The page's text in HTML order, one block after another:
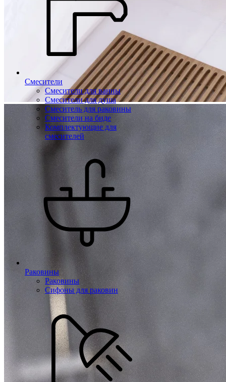
Смесители
Смесители для ванны
Смесители для душа
Смеситель для раковины
Смесители на биде
Комплектующие для
смесителей
Раковины
Раковины
Сифоны для раковин